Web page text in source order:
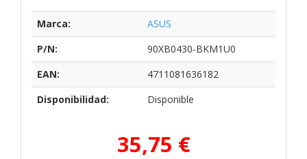
Marca:
ASUS
P/N:
90XB0430-BKM1U0
EAN:
4711081636182
Disponibilidad:
Disponible
35,75 €